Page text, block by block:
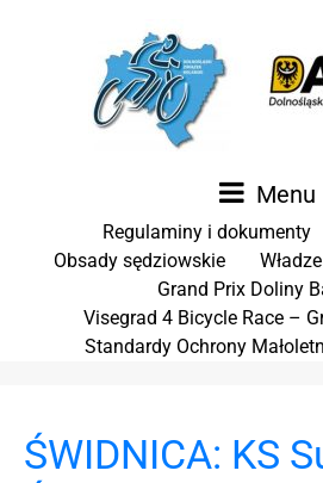
Menu
Regulaminy i dokumenty
Obsady sędziowskie
Władze
Grand Prix Doliny
Visegrad 4 Bicycle Race –
Standardy Ochrony
ŚWIDNICA: KS